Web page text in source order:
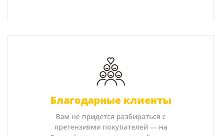
Благодарные клиенты
Вам не придется разбираться с
претензиями покупателей — на